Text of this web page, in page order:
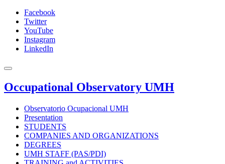
Facebook
Twitter
YouTube
Instagram
LinkedIn
Occupational Observatory UMH
Observatorio Ocupacional UMH
Presentation
STUDENTS
COMPANIES AND ORGANIZATIONS
DEGREES
UMH STAFF (PAS/PDI)